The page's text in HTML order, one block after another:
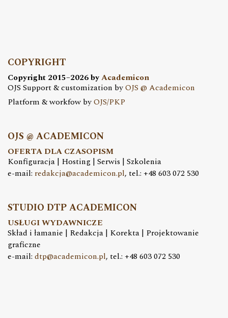
COPYRIGHT
Copyright 2015–2026 byAcademicon
OJS Support & customization byOJS @ Academicon
Platform & workfow byOJS/PKP
OJS @ ACADEMICON
OFERTA DLA CZASOPISM
Konfiguracja | Hosting | Serwis | Szkolenia
e-mail: redakcja@academicon.pl, tel.: +48 603 072 530
STUDIO DTP ACADEMICON
USŁUGI WYDAWNICZE
Skład i łamanie | Redakcja | Korekta | Projektowanie
graficzne
e-mail: dtp@academicon.pl, tel.: +48 603 072 530